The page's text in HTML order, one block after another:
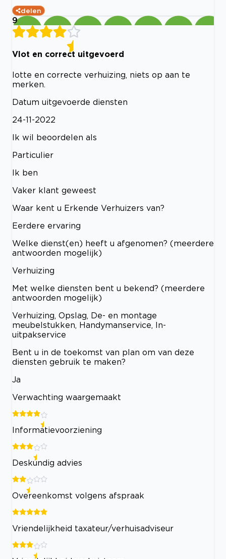
delen
9
Vlot en correct uitgevoerd
lotte en correcte verhuizing, niets op aan te
merken.
Datum uitgevoerde diensten
24-11-2022
Ik wil beoordelen als
Particulier
Ik ben
Vaker klant geweest
Waar kent u Erkende Verhuizers van?
Eerdere ervaring
Welke dienst(en) heeft u afgenomen? (meerdere
antwoorden mogelijk)
Verhuizing
Met welke diensten bent u bekend? (meerdere
antwoorden mogelijk)
Verhuizing, Opslag, De- en montage
meubelstukken, Handymanservice, In-
uitpakservice
Bent u in de toekomst van plan om van deze
diensten gebruik te maken?
Ja
Verwachting waargemaakt
Informatievoorziening
Deskundig advies
Overeenkomst volgens afspraak
Vriendelijkheid taxateur/verhuisadviseur